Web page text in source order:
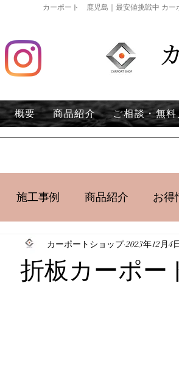
カーポート 鹿児島｜最安値挑戦中 カー
概要 商品紹介 ご相談・無
施工事例 商品紹介 お得
折板カーポー
カーポートショップ 2023年12月4